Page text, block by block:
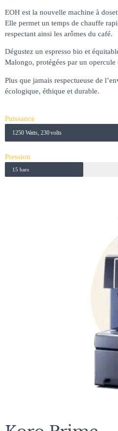
EOH est la nouvelle machine à
Elle permet un temps de chauffe
respectant ainsi les arômes du café.
Dégustez un espresso bio et
Malongo, protégées par un opercule
Plus que jamais respectueuse de
écologique, éthique et durable.
Puissance
1250 Watts, 230 volts
Pression
15 bars